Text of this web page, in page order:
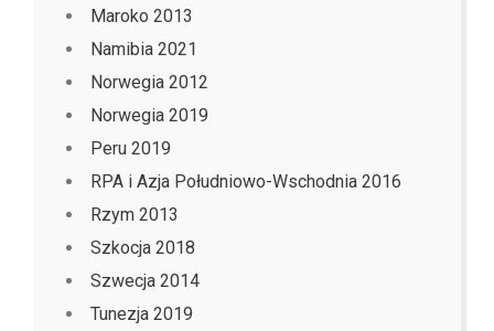
Maroko 2013
Namibia 2021
Norwegia 2012
Norwegia 2019
Peru 2019
RPA i Azja Południowo-Wschodnia 2016
Rzym 2013
Szkocja 2018
Szwecja 2014
Tunezja 2019